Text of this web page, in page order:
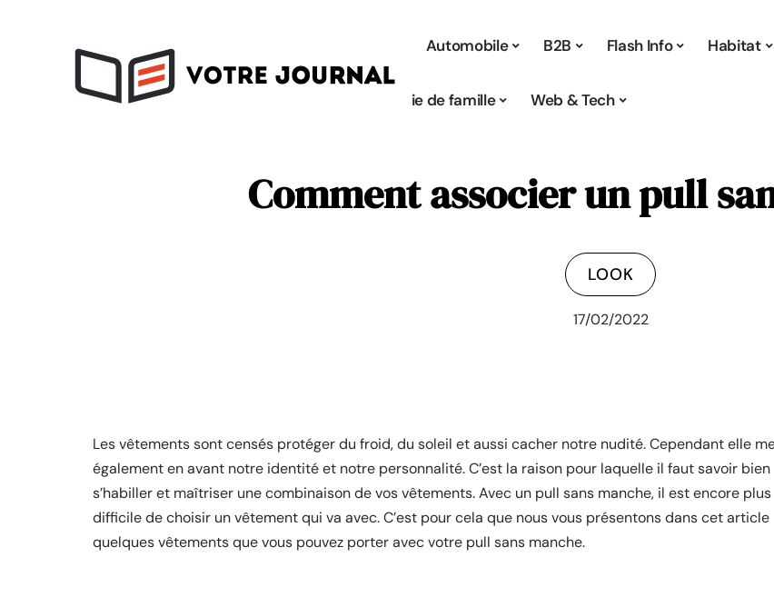
Automobile B2B Flash Info Habitat
Vie de famille Web & Tech
Comment associer un pull
LOOK
17/02/2022
Les vêtements sont censés protéger du froid, du soleil et aussi cacher notre nudité. Cependant elle
également en avant notre identité et notre personnalité. C’est la raison pour laquelle il faut savoir bien
s’habiller et maîtriser une combinaison de vos vêtements. Avec un pull sans manche, il est encore plus
difficile de choisir un vêtement qui va avec. C’est pour cela que nous vous présentons dans cet article
quelques vêtements que vous pouvez porter avec votre pull sans manche.